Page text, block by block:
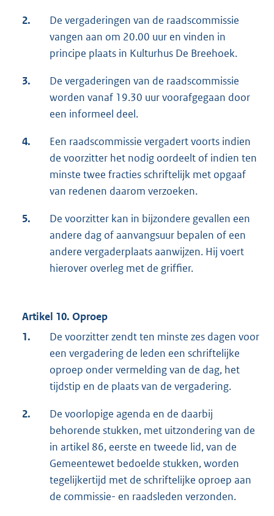
2.
De vergaderingen van de raadscommissie
vangen aan om 20.00 uur en vinden in
principe plaats in Kulturhus De Breehoek.
3.
De vergaderingen van de raadscommissie
worden vanaf 19.30 uur voorafgegaan door
een informeel deel.
4.
Een raadscommissie vergadert voorts indien
de voorzitter het nodig oordeelt of indien ten
minste twee fracties schriftelijk met opgaaf
van redenen daarom verzoeken.
5.
De voorzitter kan in bijzondere gevallen een
andere dag of aanvangsuur bepalen of een
andere vergaderplaats aanwijzen. Hij voert
hierover overleg met de griffier.
Artikel 10. Oproep
1.
De voorzitter zendt ten minste zes dagen voor
een vergadering de leden een schriftelijke
oproep onder vermelding van de dag, het
tijdstip en de plaats van de vergadering.
2.
De voorlopige agenda en de daarbij
behorende stukken, met uitzondering van de
in artikel 86, eerste en tweede lid, van de
Gemeentewet bedoelde stukken, worden
tegelijkertijd met de schriftelijke oproep aan
de commissie- en raadsleden verzonden.